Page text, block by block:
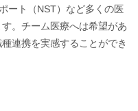
ート（NST）など多くの医
。チーム医療へは希望があ
連携を実感することができ